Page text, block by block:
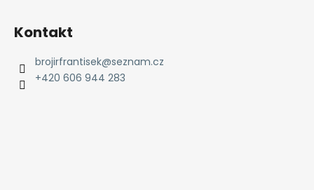
u
Kontakt
brojirfrantisek@seznam.cz
+420 606 944 283